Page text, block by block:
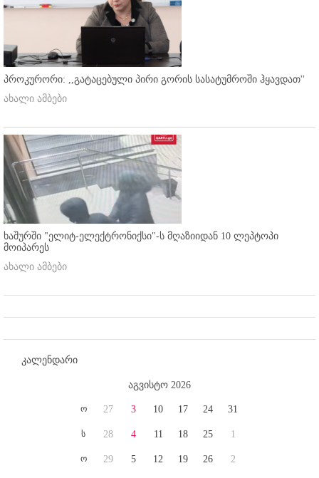
პროკურორი: ,,გატაცებული პირი გორის სასატუმროში ჰყავდათ''
ახალი ამბები
ხაშურში "ელიტ-ელექტრონიქსი"-ს მღაზიიდან 10 ლეპტოპი
მოიპარეს
ახალი ამბები
კალენდარი
აგვისტო 2026
ო
ს
ო
27
28
29
3
4
5
10
11
12
17
18
19
24
25
26
31
1
2